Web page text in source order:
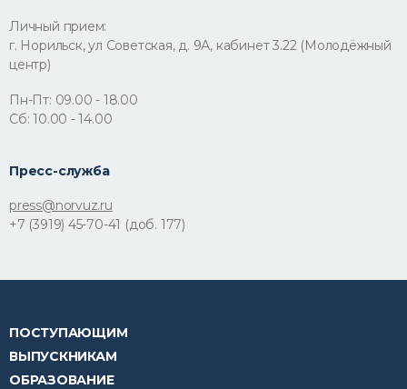
Личный прием:
г. Норильск, ул Советская, д. 9А, кабинет 3.22 (Молодёжный
центр)
Пн-Пт: 09.00 - 18.00
Сб: 10.00 - 14.00
Пресс-служба
press@norvuz.ru
+7 (3919) 45-70-41 (доб. 177)
ПОСТУПАЮЩИМ
ВЫПУСКНИКАМ
ОБРАЗОВАНИЕ